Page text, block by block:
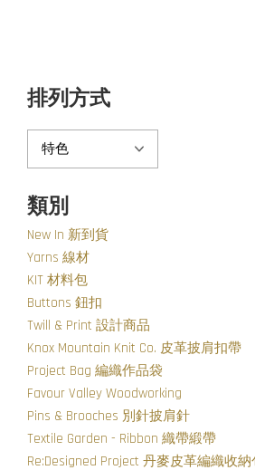
排列方式
類別
New In 新到貨
Yarns 線材
KIT 材料包
Buttons 鈕扣
Twill & Print 設計商品
Knox Mountain Knit Co. 皮革披肩扣帶
Project Bag 編織作品袋
Favour Valley Woodworking
Pins & Brooches 別針披肩針
Textile Garden - Ribbon 織帶緞帶
Re:Designed Project 丹麥皮革編織收納